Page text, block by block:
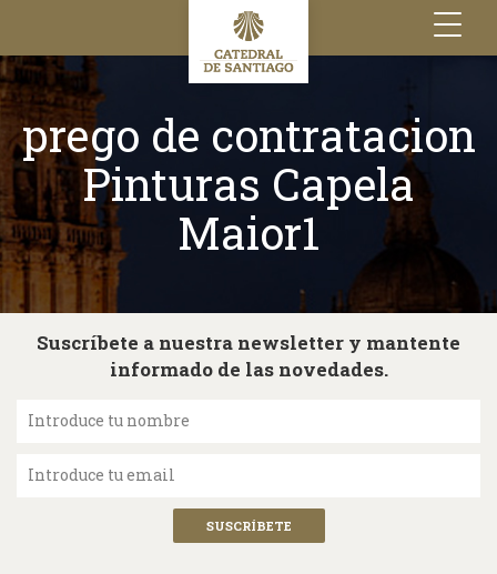
Toggle
navigation
prego de contratacion
Pinturas Capela
Maior1
Suscríbete a nuestra newsletter y mantente
informado de las novedades.
Introduce tu nombre
Introduce tu email